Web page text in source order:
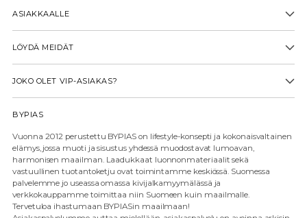
ASIAKKAALLE
LÖYDÄ MEIDÄT
JOKO OLET VIP-ASIAKAS?
BYPIAS
Vuonna 2012 perustettu BYPIAS on lifestyle-konsepti ja kokonaisvaltainen
elämys, jossa muoti ja sisustus yhdessä muodostavat lumoavan,
harmonisen maailman. Laadukkaat luonnonmateriaalit sekä
vastuullinen tuotantoketju ovat toimintamme keskiössä. Suomessa
palvelemme jo useassa omassa kivijalkamyymälässä ja
verkkokauppamme toimittaa niin Suomeen kuin maailmalle.
Tervetuloa ihastumaan BYPIASin maailmaan!